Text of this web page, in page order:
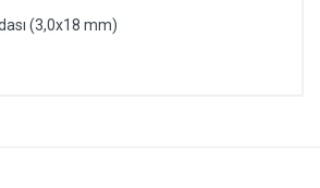
(3,0x18 mm)